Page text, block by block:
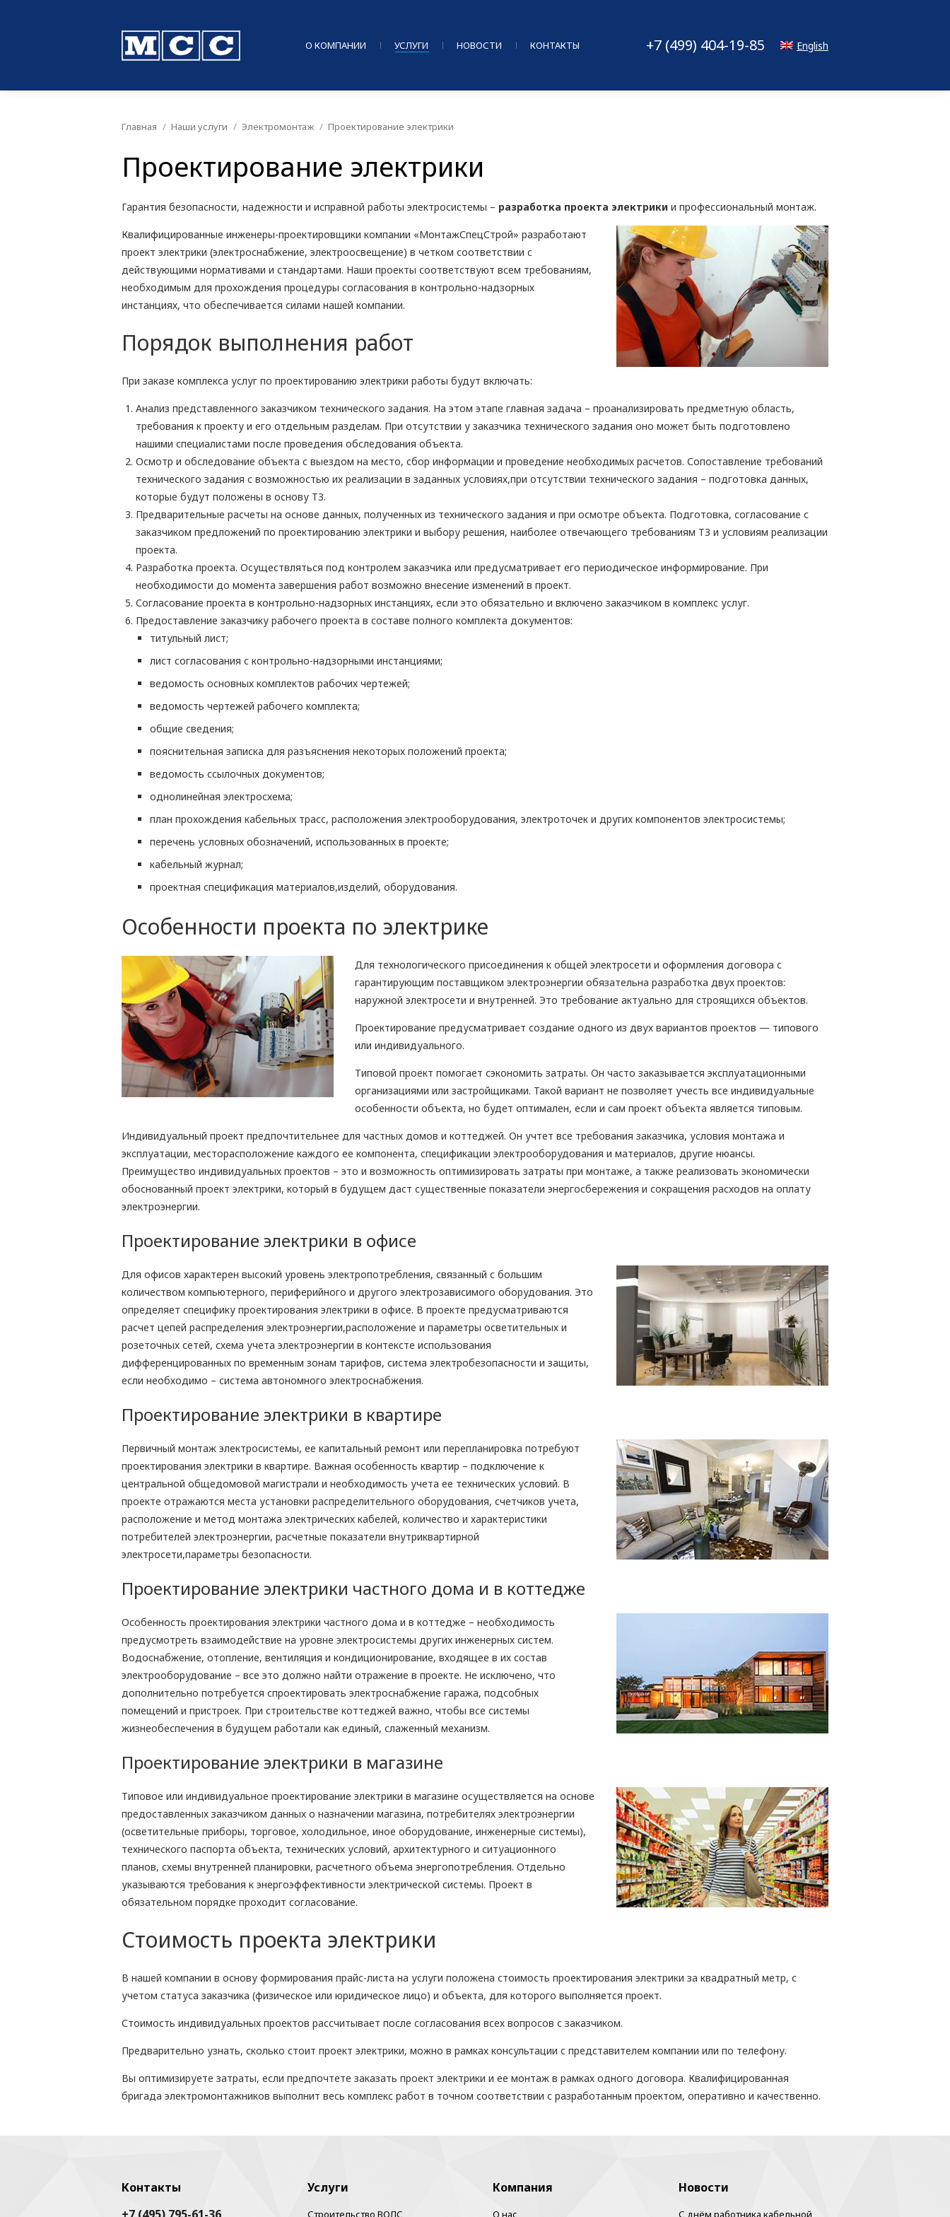
О КОМПАНИИ УСЛУГИ НОВОСТИ КОНТАКТЫ +7 (499) 404-19-85 English
Вы здесь:
Главная Наши услуги Электромонтаж Проектирование электрики
Проектирование электрики
Гарантия безопасности, надежности и исправной работы электросистемы – разработка проекта электрики и профессиональный монтаж.
Квалифицированные инженеры-проектировщики компании «МонтажСпецСтрой» разработают
проект электрики (электроснабжение, электроосвещение) в четком соответствии с
действующими нормативами и стандартами. Наши проекты соответствуют всем требованиям,
необходимым для прохождения процедуры согласования в контрольно-надзорных
инстанциях, что обеспечивается силами нашей компании.
Порядок выполнения работ
При заказе комплекса услуг по проектированию электрики работы будут включать:
Анализ представленного заказчиком технического задания. На этом этапе главная задача – проанализировать предметную область,
требования к проекту и его отдельным разделам. При отсутствии у заказчика технического задания оно может быть подготовлено
нашими специалистами после проведения обследования объекта.
Осмотр и обследование объекта с выездом на место, сбор информации и проведение необходимых расчетов. Сопоставление требований
технического задания с возможностью их реализации в заданных условиях,при отсутствии технического задания – подготовка данных,
которые будут положены в основу ТЗ.
Предварительные расчеты на основе данных, полученных из технического задания и при осмотре объекта. Подготовка, согласование с
заказчиком предложений по проектированию электрики и выбору решения, наиболее отвечающего требованиям ТЗ и условиям реализации
проекта.
Разработка проекта. Осуществляться под контролем заказчика или предусматривает его периодическое информирование. При
необходимости до момента завершения работ возможно внесение изменений в проект.
Согласование проекта в контрольно-надзорных инстанциях, если это обязательно и включено заказчиком в комплекс услуг.
Предоставление заказчику рабочего проекта в составе полного комплекта документов:
титульный лист;
лист согласования с контрольно-надзорными инстанциями;
ведомость основных комплектов рабочих чертежей;
ведомость чертежей рабочего комплекта;
общие сведения;
пояснительная записка для разъяснения некоторых положений проекта;
ведомость ссылочных документов;
однолинейная электросхема;
план прохождения кабельных трасс, расположения электрооборудования, электроточек и других компонентов электросистемы;
перечень условных обозначений, использованных в проекте;
кабельный журнал;
проектная спецификация материалов,изделий, оборудования.
Особенности проекта по электрике
Для технологического присоединения к общей электросети и оформления договора с
гарантирующим поставщиком электроэнергии обязательна разработка двух проектов:
наружной электросети и внутренней. Это требование актуально для строящихся объектов.
Проектирование предусматривает создание одного из двух вариантов проектов — типового
или индивидуального.
Типовой проект помогает сэкономить затраты. Он часто заказывается эксплуатационными
организациями или застройщиками. Такой вариант не позволяет учесть все индивидуальные
особенности объекта, но будет оптимален, если и сам проект объекта является типовым.
Индивидуальный проект предпочтительнее для частных домов и коттеджей. Он учтет все требования заказчика, условия монтажа и
эксплуатации, месторасположение каждого ее компонента, спецификации электрооборудования и материалов, другие нюансы.
Преимущество индивидуальных проектов – это и возможность оптимизировать затраты при монтаже, а также реализовать экономически
обоснованный проект электрики, который в будущем даст существенные показатели энергосбережения и сокращения расходов на оплату
электроэнергии.
Проектирование электрики в офисе
Для офисов характерен высокий уровень электропотребления, связанный с большим
количеством компьютерного, периферийного и другого электрозависимого оборудования. Это
определяет специфику проектирования электрики в офисе. В проекте предусматриваются
расчет цепей распределения электроэнергии,расположение и параметры осветительных и
розеточных сетей, схема учета электроэнергии в контексте использования
дифференцированных по временным зонам тарифов, система электробезопасности и защиты,
если необходимо – система автономного электроснабжения.
Проектирование электрики в квартире
Первичный монтаж электросистемы, ее капитальный ремонт или перепланировка потребуют
проектирования электрики в квартире. Важная особенность квартир – подключение к
центральной общедомовой магистрали и необходимость учета ее технических условий. В
проекте отражаются места установки распределительного оборудования, счетчиков учета,
расположение и метод монтажа электрических кабелей, количество и характеристики
потребителей электроэнергии, расчетные показатели внутриквартирной
электросети,параметры безопасности.
Проектирование электрики частного дома и в коттедже
Особенность проектирования электрики частного дома и в коттедже – необходимость
предусмотреть взаимодействие на уровне электросистемы других инженерных систем.
Водоснабжение, отопление, вентиляция и кондиционирование, входящее в их состав
электрооборудование – все это должно найти отражение в проекте. Не исключено, что
дополнительно потребуется спроектировать электроснабжение гаража, подсобных
помещений и пристроек. При строительстве коттеджей важно, чтобы все системы
жизнеобеспечения в будущем работали как единый, слаженный механизм.
Проектирование электрики в магазине
Типовое или индивидуальное проектирование электрики в магазине осуществляется на основе
предоставленных заказчиком данных о назначении магазина, потребителях электроэнергии
(осветительные приборы, торговое, холодильное, иное оборудование, инженерные системы),
технического паспорта объекта, технических условий, архитектурного и ситуационного
планов, схемы внутренней планировки, расчетного объема энергопотребления. Отдельно
указываются требования к энергоэффективности электрической системы. Проект в
обязательном порядке проходит согласование.
Стоимость проекта электрики
В нашей компании в основу формирования прайс-листа на услуги положена стоимость проектирования электрики за квадратный метр, с
учетом статуса заказчика (физическое или юридическое лицо) и объекта, для которого выполняется проект.
Стоимость индивидуальных проектов рассчитывает после согласования всех вопросов с заказчиком.
Предварительно узнать, сколько стоит проект электрики, можно в рамках консультации с представителем компании или по телефону.
Вы оптимизируете затраты, если предпочтете заказать проект электрики и ее монтаж в рамках одного договора. Квалифицированная
бригада электромонтажников выполнит весь комплекс работ в точном соответствии с разработанным проектом, оперативно и качественно.
Контакты
Услуги
Строительство ВОЛС
Компания
О нас
Новости
С днём работника кабельной